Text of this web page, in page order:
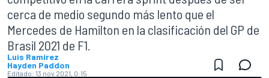
cerca de medio segundo más lento que el
Mercedes de Hamilton en la clasificación del GP de
Brasil 2021 de F1.
Luis Ramírez
Hayden Paddon
Editado: 13 nov 2021, 0:15